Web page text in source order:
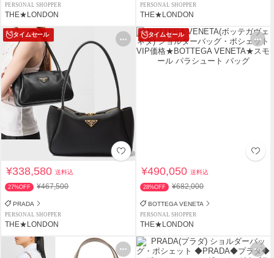
PERSONAL SHOPPER
THE★LONDON
PERSONAL SHOPPER
THE★LONDON
タイムセール
¥338,580送料込
27%OFF ¥467,500
PRADA
PERSONAL SHOPPER
THE★LONDON
タイムセール
¥490,050送料込
28%OFF ¥682,000
BOTTEGA VENETA
PERSONAL SHOPPER
THE★LONDON